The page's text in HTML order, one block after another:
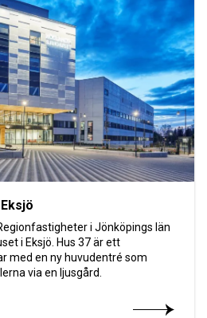
i Jönköpings län
i Eksjö. Hus 37 är ett
med en ny huvudentré som
via en ljusgård.